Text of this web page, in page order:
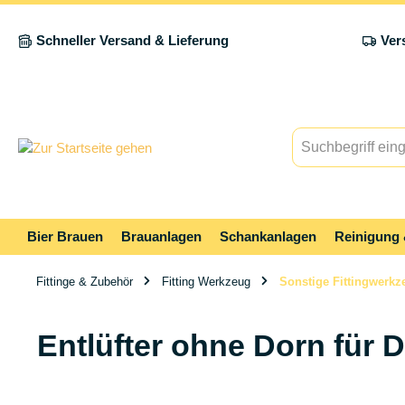
Schneller Versand & Lieferung
Bier Brauen Brauanlagen Schankanlagen Reinigung
Fittinge & Zubehör Fitting Werkzeug Sonstige
Entlüfter ohne Dorn für